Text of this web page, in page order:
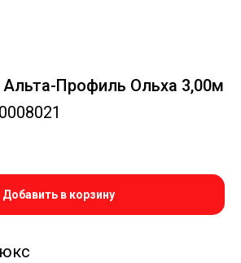
Альта-Профиль Ольха 3,00м
Добавить в корзину